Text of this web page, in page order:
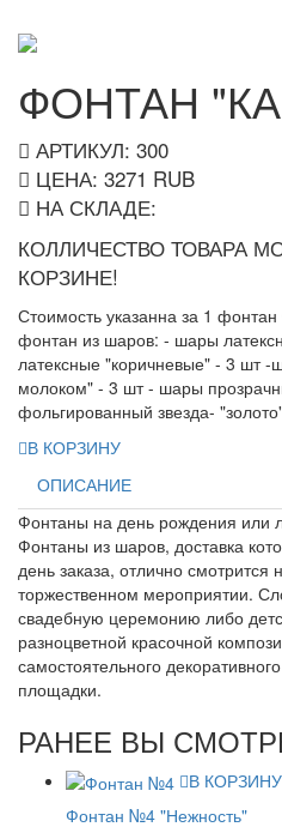
ФОНТАН
АРТИКУЛ: 300
ЦЕНА: 3271 RUB
НА СКЛАДЕ:
КОЛЛИЧЕСТВО ТОВАРА
КОРЗИНЕ!
Стоимость указанна за 1
фонтан из шаров: - шары
латексные "коричневые" - 3 шт
молоком" - 3 шт - шары
фольгированный звезда-
В КОРЗИНУ
ОПИСАНИЕ
Фонтаны на день рождения или
Фонтаны из шаров, доставка
день заказа, отлично
торжественном мероприятии.
свадебную церемонию либо
разноцветной красочной
самостоятельного
площадки.
РАНЕЕ ВЫ
В КОРЗИНУ
Фонтан №4 "Нежность"